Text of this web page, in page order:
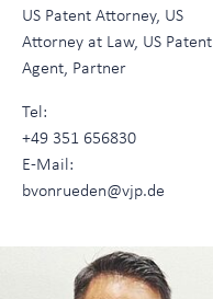
US Patent Attorney, US
Attorney at Law, US Patent
Agent, Partner
Tel:
+49 351 656830
E-Mail:
bvonrueden@vjp.de